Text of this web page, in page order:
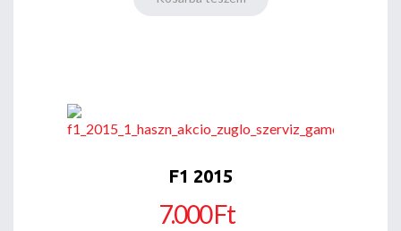
F1 2015
7.000 Ft